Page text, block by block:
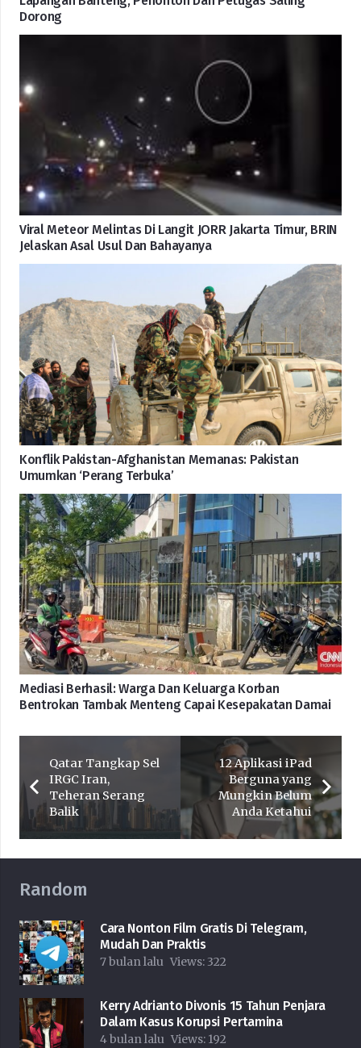
Dorong
Viral Meteor Melintas Di Langit JORR Jakarta Timur, BRIN
Jelaskan Asal Usul Dan Bahayanya
Konflik Pakistan-Afghanistan Memanas: Pakistan
Umumkan ‘Perang Terbuka’
Mediasi Berhasil: Warga Dan Keluarga Korban
Bentrokan Tambak Menteng Capai Kesepakatan Damai
Qatar Tangkap Sel
IRGC Iran,
Teheran Serang
Balik
12 Aplikasi iPad
Berguna yang
Mungkin Belum
Anda Ketahui
Random
Cara Nonton Film Gratis Di Telegram,
Mudah Dan Praktis
7 bulan lalu Views: 322
Kerry Adrianto Divonis 15 Tahun Penjara
Dalam Kasus Korupsi Pertamina
4 bulan lalu Views: 192